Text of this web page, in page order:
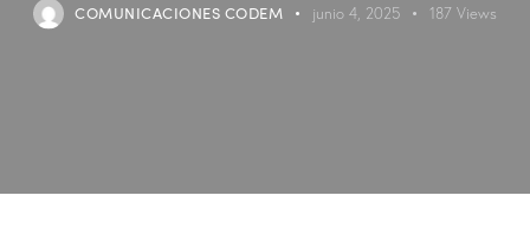
COMUNICACIONES CODEM junio 4, 2025 187 Views